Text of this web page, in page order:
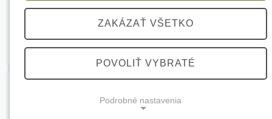
ZAKÁZAŤ VŠETKO
POVOLIŤ VYBRATÉ
Podrobné nastavenia